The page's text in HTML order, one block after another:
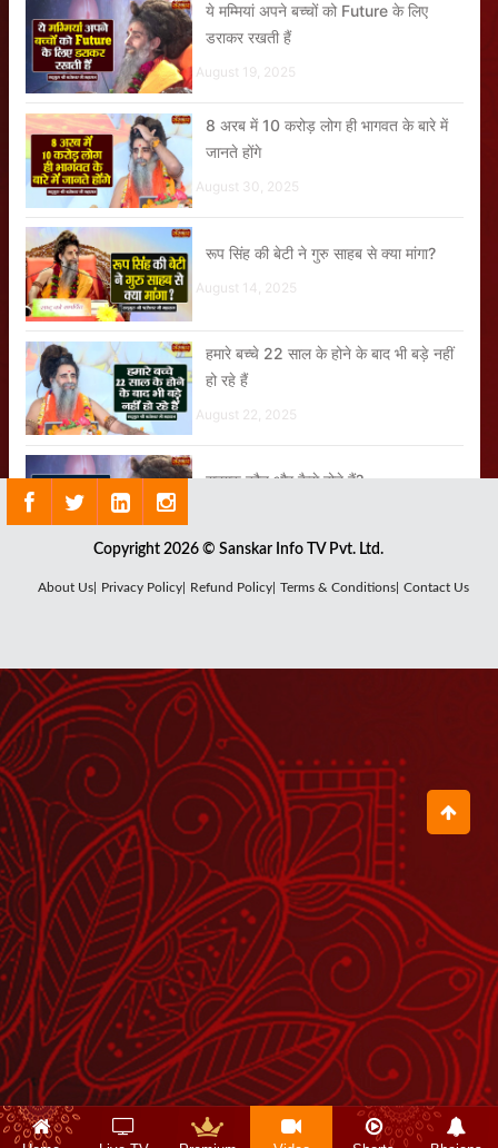
ये मम्मियां अपने बच्चों को Future के लिए
डराकर रखती हैं
August 19, 2025
8 अरब में 10 करोड़ लोग ही भागवत के बारे में
जानते होंगे
August 30, 2025
रूप सिंह की बेटी ने गुरु साहब से क्या मांगा?
August 14, 2025
हमारे बच्चे 22 साल के होने के बाद भी बड़े नहीं
हो रहे हैं
August 22, 2025
सद्गुरु कौन और कैसे होते हैं?
गुरु वह नहीं जो संसार छुड़ा दे
हनुमान जी से कैसी कृपा मांगनी चाहिए?
August 28, 2025
धर्म और धन दो प्रकार की दवाइयां हैं
August 12, 2025
आ चलके तुझे मैं लेकर चलूं
August 21, 2025
पहले क्रांति का बिगुल फूंकने वाले श्रीकृष्ण हैं
और कोई नहीं
August 25, 2025
Copyright 2026 © Sanskar Info TV Pvt. Ltd.
About Us| Privacy Policy| Refund Policy| Terms & Conditions| Contact Us